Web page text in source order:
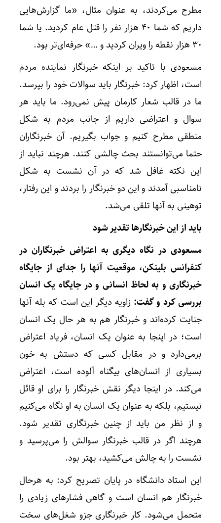
مطرح می‌کردند، به عنوان مثال، «ما گزارش‌هایی
داریم که شما ۴۰ هزار نفر را قتل عام کردید. یا شما
۳۰ هزار نقطه را ویران کردید و …» حرفه‌ای‌تر بود.
مسعودی با تاکید بر اینکه خبرنگار نماینده مردم
است، اظهار کرد: خبرنگار باید سوالات خود را بپرسد.
ما در قالب شعار کارمان پیش نمی‌رود. ما باید هر
سوال و اعتراضی داریم از جانب مردم به شکل
منطقی مطرح کنیم و جواب بگیریم. آن خبرنگاران
حتما می‌توانستند بحث چالشی کنند. هرچند نباید از
این نکته غافل شد که در آن نشست به شکل
نامناسبی آمدند و این دو خبرنگار را بردند و این رفتار،
توهینی به آنها تلقی می‌شد.
باید از این خبرنگارها تقدیر شود
مسعودی در نگاه دیگری به اعتراض خبرنگاران در
کنفرانس بلینکن، موقعیت آنها را جدای از جایگاه
خبرنگاری و به لحاظ انسانی و در جایگاه یک انسان
بررسی کرد و گفت: زاویه دیگر این است که بله آنها
جنایت کرده‌اند و خبرنگار هم به هر حال یک انسان
است؛ در اینجا به عنوان یک انسان، فریاد اعتراض
برمی‌دارد و در مقابل کسی که دستش به خون‌
بسیاری از انسان‌های بیگناه آلوده است، اعتراض
می‌کند. در اینجا دیگر نقش خبرنگار را برای او قائل
نیستیم، بلکه به عنوان یک انسان به او نگاه می‌کنیم
و از نظر من باید از چنین خبرنگاری تقدیر شود.
هرچند اگر در قالب خبرنگار سوالش را می‌پرسید و
نشست را به چالش می‌کشید، بهتر بود.
این استاد دانشگاه در پایان تصریح کرد: به هرحال
خبرنگار هم انسان است و گاهی فشارهای زیادی را
متحمل می‌شود. کار خبرنگاری جزو شغل‌های سخت